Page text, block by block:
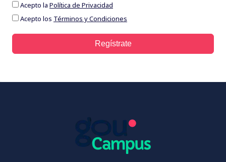
Acepto la Política de Privacidad
Acepto los Términos y Condiciones
Regístrate